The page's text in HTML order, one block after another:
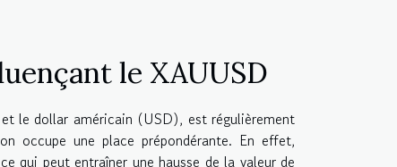
le XAUUSD
le dollar américain (USD), est régulièrement
occupe une place prépondérante. En effet,
qui peut entraîner une hausse de la valeur de